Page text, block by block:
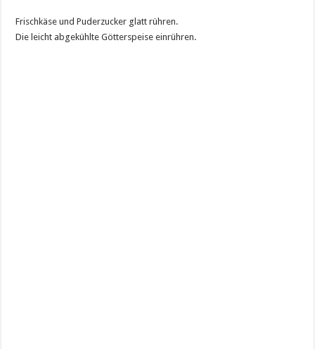
Frischkäse und Puderzucker glatt rühren.
Die leicht abgekühlte Götterspeise einrühren.